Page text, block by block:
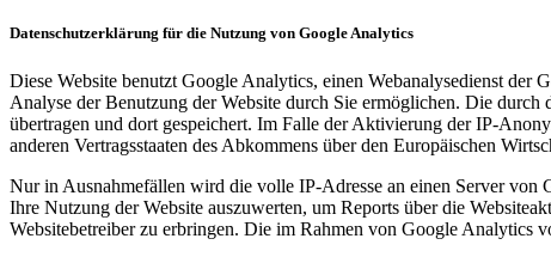
Datenschutzerklärung für die Nutzung von Google Analytics
Diese Website benutzt Google Analytics, einen Webanalysedienst
Analyse der Benutzung der Website durch Sie ermöglichen. Die
übertragen und dort gespeichert. Im Falle der Aktivierung der IP-
anderen Vertragsstaaten des Abkommens über den Europäischen
Nur in Ausnahmefällen wird die volle IP-Adresse an einen Server von
Ihre Nutzung der Website auszuwerten, um Reports über die
Websitebetreiber zu erbringen. Die im Rahmen von Google Analytics